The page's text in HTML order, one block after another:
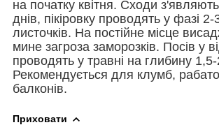
на початку квітня. Сходи
днів, пікіровку проводять у фазі
листочків. На постійне місце
мине загроза заморозків. Посів у
проводять у травні на глибину
Рекомендується для клумб,
балконів.
Приховати